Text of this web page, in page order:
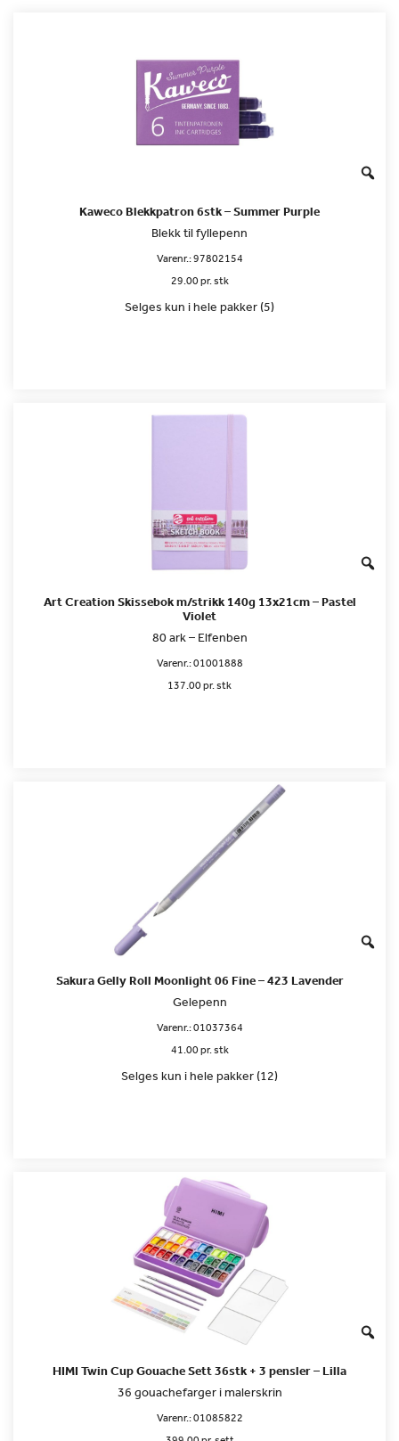
Kaweco Blekkpatron 6stk – Summer Purple
Blekk til fyllepenn
Varenr.:97802154
29.00 pr. stk
Selges kun i hele pakker (5)
Art Creation Skissebok m/strikk 140g 13x21cm – Pastel
Violet
80 ark – Elfenben
Varenr.:01001888
137.00 pr. stk
Sakura Gelly Roll Moonlight 06 Fine – 423 Lavender
Gelepenn
Varenr.:01037364
41.00 pr. stk
Selges kun i hele pakker (12)
HIMI Twin Cup Gouache Sett 36stk + 3 pensler – Lilla
36 gouachefarger i malerskrin
Varenr.:01085822